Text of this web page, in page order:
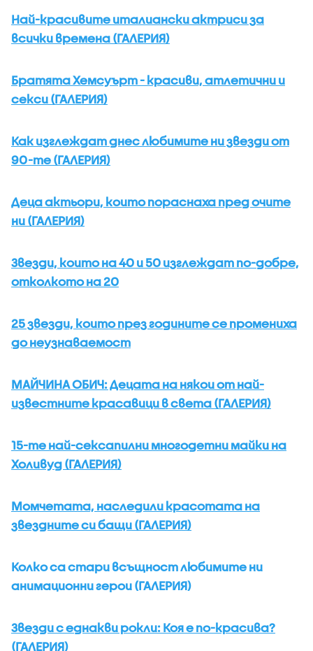
Най-красивите италиански актриси за
всички времена (ГАЛЕРИЯ)
Братята Хемсуърт - красиви, атлетични и
секси (ГАЛЕРИЯ)
Как изглеждат днес любимите ни звезди от
90-те (ГАЛЕРИЯ)
Деца актьори, които пораснаха пред очите
ни (ГАЛЕРИЯ)
Звезди, които на 40 и 50 изглеждат по-добре,
отколкото на 20
25 звезди, които през годините се промениха
до неузнаваемост
МАЙЧИНА ОБИЧ: Децата на някои от най-
известните красавици в света (ГАЛЕРИЯ)
15-те най-сексапилни многодетни майки на
Холивуд (ГАЛЕРИЯ)
Момчетата, наследили красотата на
звездните си бащи (ГАЛЕРИЯ)
Колко са стари всъщност любимите ни
анимационни герои (ГАЛЕРИЯ)
Звезди с еднакви рокли: Коя е по-красива?
(ГАЛЕРИЯ)